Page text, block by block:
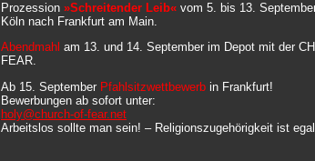
Prozession »Schreitender Leib« vom 5. bis 13.
Köln nach Frankfurt am Main.
Abendmahl am 13. und 14. September im Depot mit der
FEAR.
Ab 15. September Pfahlsitzwettbewerb in Frankfurt!
Bewerbungen ab sofort unter:
holy@church-of-fear.net
Arbeitslos sollte man sein! – Religionszugehörigkeit ist